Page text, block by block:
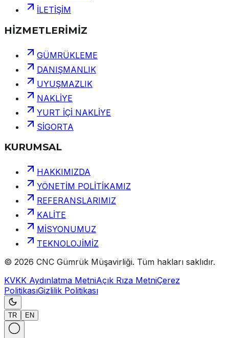
İLETİŞİM
HİZMETLERİMİZ
GÜMRÜKLEME
DANIŞMANLIK
UYUŞMAZLIK
NAKLİYE
YURT İÇİ NAKLİYE
SİGORTA
KURUMSAL
HAKKIMIZDA
YÖNETİM POLİTİKAMIZ
REFERANSLARIMIZ
KALİTE
MİSYONUMUZ
TEKNOLOJİMİZ
© 2026 CNC Gümrük Müşavirliği. Tüm hakları saklıdır.
KVKK Aydınlatma MetniAçık Rıza MetniÇerez
PolitikasıGizlilik Politikası
TR EN